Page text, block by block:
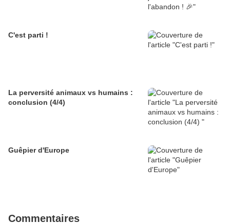
C'est parti !
La perversité animaux vs humains :
conclusion (4/4)
Guêpier d'Europe
Commentaires